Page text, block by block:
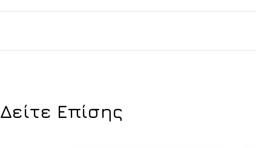
Δείτε Επίσης